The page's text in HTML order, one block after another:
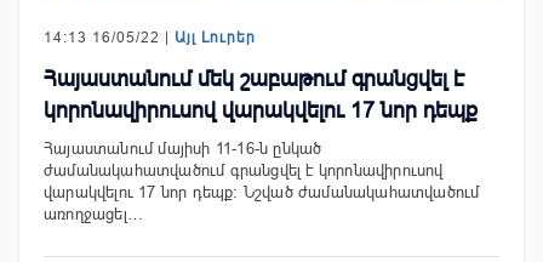
14:13 16/05/22 | Այլ Լուրեր
Հայաստանում մեկ շաբաթում գրանցվել է
կորոնավիրուսով վարակվելու 17 նոր դեպք
Հայաստանում մայիսի 11-16-ն ընկած
ժամանակահատվածում գրանցվել է կորոնավիրուսով
վարակվելու 17 նոր դեպք: Նշված ժամանակահատվածում
առողջացել…